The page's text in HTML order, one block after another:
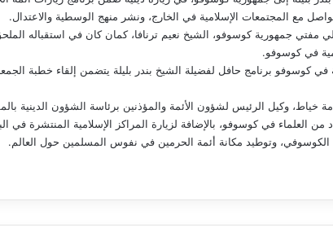
مع المجتمعات الإسلامية في الخارج، ونشر منهج الوسطية والاعتدال.
مفتي جمهورية كوسوفو، الشيخ نعيم ترنافا، كمان كان في استقباله
في كوسوفو.
في كوسوفو برنامج حافل لفضيلة الشيخ بندر بليلة يتضمن إلقاء خطبة
خياط، وكيل الرئيس لشؤون الأئمة والمؤذنين برئاسة الشؤون الدينية
العلماء في كوسوفو، بالإضافة لزيارة المراكز الإسلامية المنتشرة في
الكوسوفي، وتوطيد مكانة أئمة الحرمين في نفوس المسلمين حول العالم.